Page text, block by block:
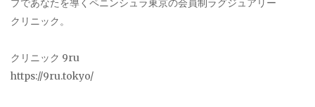
プであなたを導くペニンシュラ東京の会員制ラグジュアリー
クリニック。
クリニック 9ru
https://9ru.tokyo/